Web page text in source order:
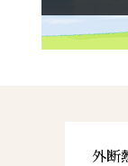
外断